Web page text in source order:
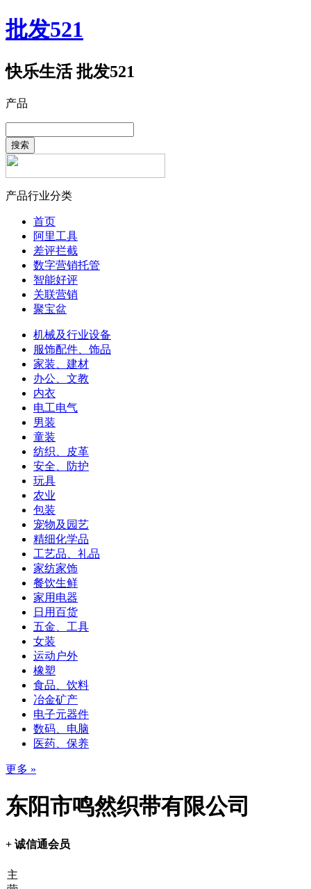
批发521
快乐生活 批发521
产品
搜索
产品行业分类
首页
阿里工具
差评拦截
数字营销托管
智能好评
关联营销
聚宝盆
机械及行业设备
服饰配件、饰品
家装、建材
办公、文教
内衣
电工电气
男装
童装
纺织、皮革
安全、防护
玩具
农业
包装
宠物及园艺
精细化学品
工艺品、礼品
家纺家饰
餐饮生鲜
家用电器
日用百货
五金、工具
女装
运动户外
橡塑
食品、饮料
冶金矿产
电子元器件
数码、电脑
医药、保养
更多 »
东阳市鸣然织带有限公司
+ 诚信通会员
主